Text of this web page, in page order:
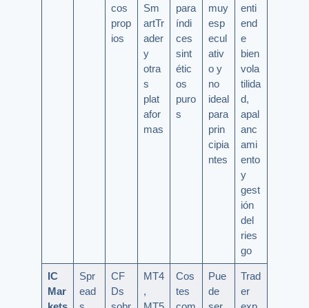
cos
prop
ios
Sm
artTr
ader
y
otra
s
plat
afor
mas
para
índi
ces
sint
étic
os
puro
s
muy
esp
ecul
ativ
o y
no
ideal
para
prin
cipia
ntes
enti
end
e
bien
vola
tilida
d,
apal
anc
ami
ento
y
gest
ión
del
ries
go
IC
Mar
Spr
ead
CF
Ds
MT4
,
Cos
tes
Pue
de
Trad
er